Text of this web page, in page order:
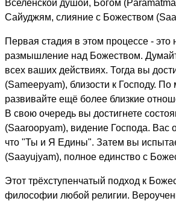
Вселенской душой, Богом
Сайуджям, слияние с Божеством
Первая стадия в этом процессе -
размышление над Божеством.
всех ваших действиях. Тогда вы
(Sameepyam), близости к Господу.
развивайте ещё более близкие
В свою очередь вы достигнете
(Saaroopyam), видение Господа. Вас
что "Ты и Я Едины". Затем вы
(Saayujyam), полное единство с
Этот трёхступенчатый подход к
философии любой религии.